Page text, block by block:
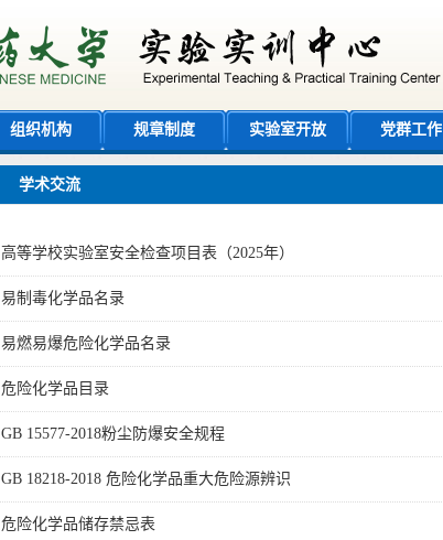
组织机构 规章制度 实验室开放 党群工作
学术交流
高等学校实验室安全检查项目表（2025年）
易制毒化学品名录
易燃易爆危险化学品名录
危险化学品目录
GB 15577-2018粉尘防爆安全规程
GB 18218-2018 危险化学品重大危险源辨识
危险化学品储存禁忌表